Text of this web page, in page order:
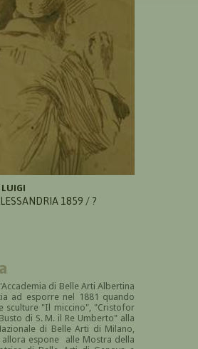
LUIGI
1859 / ?
di Belle Arti Albertina
ad esporre nel 1881 quando
sculture "Il miccino", "Cristofor
usto di S. M. il Re Umberto" alla
di Belle Arti di Milano,
allora espone alle Mostra della